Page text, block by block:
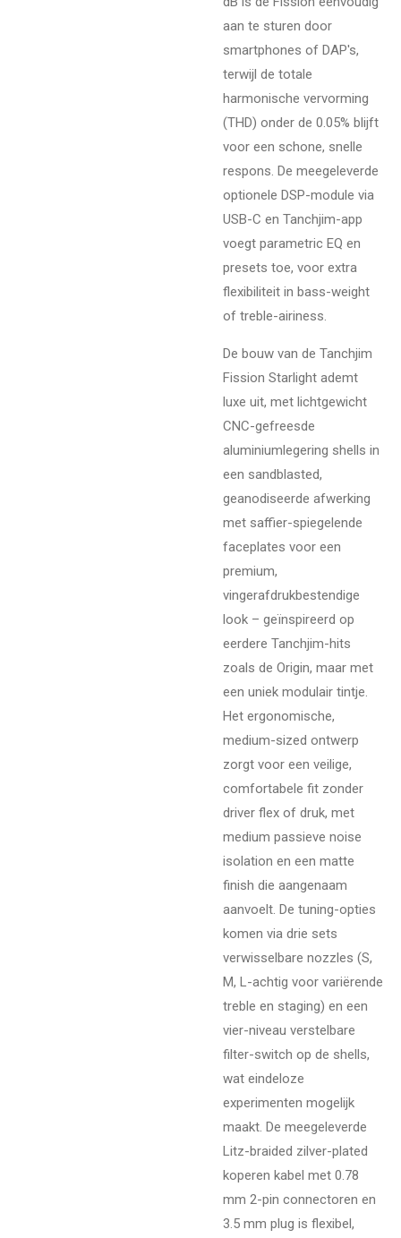
aan te sturen door
smartphones of DAP's,
terwijl de totale
harmonische vervorming
(THD) onder de 0.05% blijft
voor een schone, snelle
respons. De meegeleverde
optionele DSP-module via
USB-C en Tanchjim-app
voegt parametric EQ en
presets toe, voor extra
flexibiliteit in bass-weight
of treble-airiness.
De bouw van de Tanchjim
Fission Starlight ademt
luxe uit, met lichtgewicht
CNC-gefreesde
aluminiumlegering shells in
een sandblasted,
geanodiseerde afwerking
met saffier-spiegelende
faceplates voor een
premium,
vingerafdrukbestendige
look – geïnspireerd op
eerdere Tanchjim-hits
zoals de Origin, maar met
een uniek modulair tintje.
Het ergonomische,
medium-sized ontwerp
zorgt voor een veilige,
comfortabele fit zonder
driver flex of druk, met
medium passieve noise
isolation en een matte
finish die aangenaam
aanvoelt. De tuning-opties
komen via drie sets
verwisselbare nozzles (S,
M, L-achtig voor variërende
treble en staging) en een
vier-niveau verstelbare
filter-switch op de shells,
wat eindeloze
experimenten mogelijk
maakt. De meegeleverde
Litz-braided zilver-plated
koperen kabel met 0.78
mm 2-pin connectoren en
3.5 mm plug is flexibel,